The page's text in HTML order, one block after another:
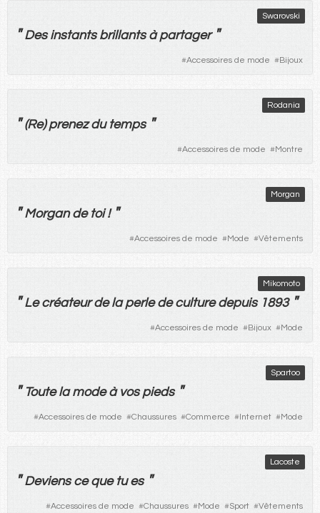
Swarovski
" Des instants brillants à partager "
#Accessoires de mode #Bijoux
Rodania
"(Re)prenez du temps "
#Accessoires de mode #Montre
Morgan
"Morgande toi! "
#Accessoires de mode #Mode #Vêtements
Mikomoto
" Le créateur de la perle de culture depuis1893 "
#Accessoires de mode #Bijoux #Mode
Spartoo
" Toute la mode à vos pieds "
#Accessoires de mode #Chaussures #Commerce #Internet #Mode
Lacoste
" Deviens ce que tu es "
#Accessoires de mode #Chaussures #Mode #Sport #Vêtements